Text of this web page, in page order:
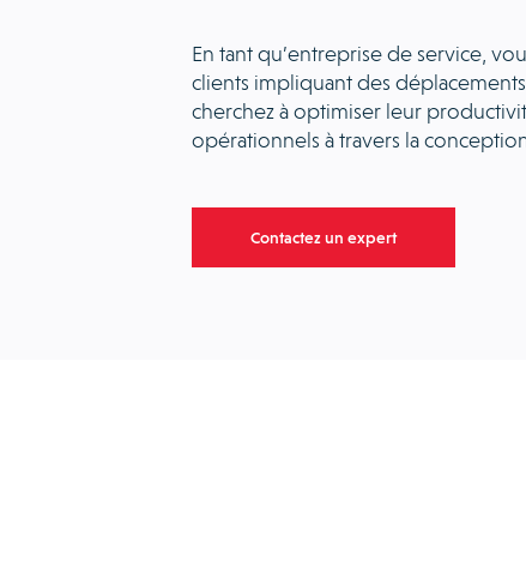
En tant qu’entreprise de service,
clients impliquant des
cherchez à optimiser leur
opérationnels à travers la
Contactez un expert